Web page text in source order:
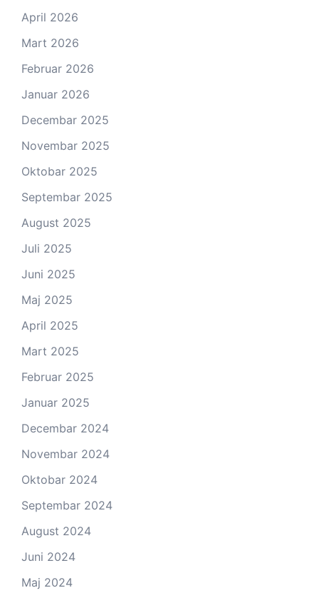
April 2026
Mart 2026
Februar 2026
Januar 2026
Decembar 2025
Novembar 2025
Oktobar 2025
Septembar 2025
August 2025
Juli 2025
Juni 2025
Maj 2025
April 2025
Mart 2025
Februar 2025
Januar 2025
Decembar 2024
Novembar 2024
Oktobar 2024
Septembar 2024
August 2024
Juni 2024
Maj 2024